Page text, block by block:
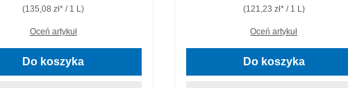
(135,08 zł* / 1 L)
Oceń artykuł
Do koszyka
(121,23 zł* / 1 L)
Oceń artykuł
Do koszyka